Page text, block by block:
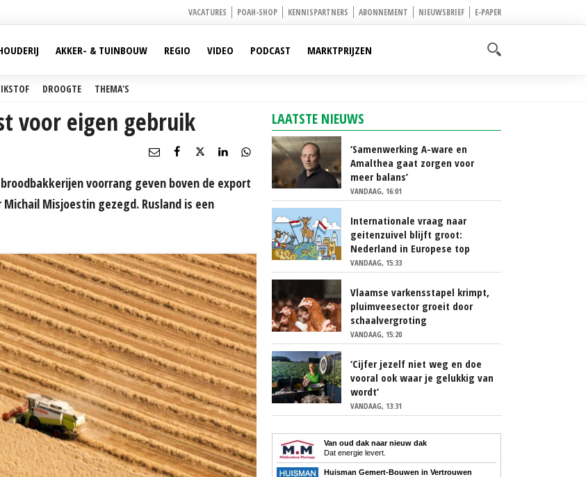
VACATURES POAH-SHOP KENNISPARTNERS ABONNEMENT NIEUWSBRIEF E-PAPER
DROOGTE THEMA'S
AKKER- & TUINBOUW REGIO VIDEO PODCAST MARKTPRIJZEN
voor eigen gebruik
voorrang geven boven de export
Misjoestin gezegd. Rusland is een
LAATSTE NIEUWS
‘Samenwerking A-ware en
Amalthea gaat zorgen voor
meer balans’
VANDAAG, 16:01
Internationale vraag naar
geitenzuivel blijft groot:
Nederland in Europese top
VANDAAG, 15:33
Vlaamse varkensstapel krimpt,
pluimveesector groeit door
schaalvergroting
VANDAAG, 15:20
‘Cijfer jezelf niet weg en doe
vooral ook waar je gelukkig van
wordt’
VANDAAG, 13:31
Van oud dak naar nieuw dak
Dat energie levert.
Huisman Gemert-Bouwen in Vertrouwen